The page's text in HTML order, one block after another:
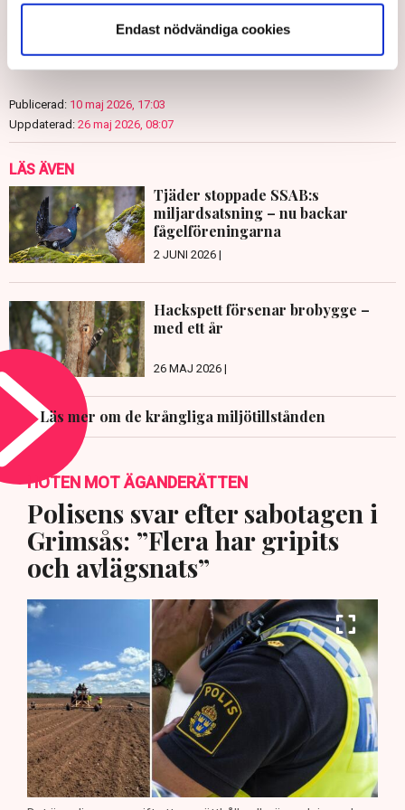
Endast nödvändiga cookies
Martin Berg
Publicerad: 10 maj 2026, 17:03
Uppdaterad: 26 maj 2026, 08:07
LÄS ÄVEN
Tjäder stoppade SSAB:s
miljardsatsning – nu backar
fågelföreningarna
2 JUNI 2026 |
Hackspett försenar brobygge –
med ett år
26 MAJ 2026 |
Läs mer om de krångliga miljötillstånden
HOTEN MOT ÄGANDERÄTTEN
Polisens svar efter sabotagen i
Grimsås: ”Flera har gripits
och avlägsnats”